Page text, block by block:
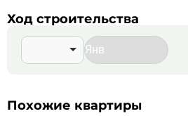
Ход строительства
Похожие квартиры